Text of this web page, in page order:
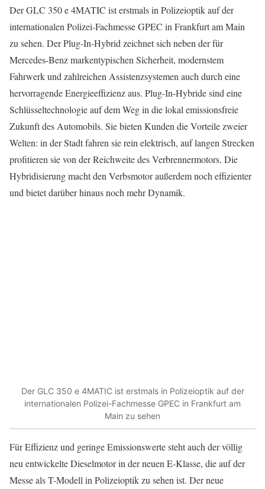
Der GLC 350 e 4MATIC ist erstmals in Polizeioptik auf der
internationalen Polizei-Fachmesse GPEC in Frankfurt am Main
zu sehen. Der Plug-In-Hybrid zeichnet sich neben der für
Mercedes-Benz markentypischen Sicherheit, modernstem
Fahrwerk und zahlreichen Assistenzsystemen auch durch eine
hervorragende Energieeffizienz aus. Plug-In-Hybride sind eine
Schlüsseltechnologie auf dem Weg in die lokal emissionsfreie
Zukunft des Automobils. Sie bieten Kunden die Vorteile zweier
Welten: in der Stadt fahren sie rein elektrisch, auf langen Strecken
profitieren sie von der Reichweite des Verbrennermotors. Die
Hybridisierung macht den Verbsmotor außerdem noch effizienter
und bietet darüber hinaus noch mehr Dynamik.
Der GLC 350 e 4MATIC ist erstmals in Polizeioptik auf der
internationalen Polizei-Fachmesse GPEC in Frankfurt am
Main zu sehen
Für Effizienz und geringe Emissionswerte steht auch der völlig
neu entwickelte Dieselmotor in der neuen E-Klasse, die auf der
Messe als T-Modell in Polizeioptik zu sehen ist. Der neue